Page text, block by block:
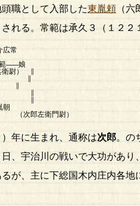
職として入部した東胤頼 （
れる。常範は承久３（１２
常
娘
∥
∥
） ∥
朝
左衛門尉）
年に生まれ、通称は次郎。の
、宇治川の戦いで大功があり
が、主に下総国木内庄内各